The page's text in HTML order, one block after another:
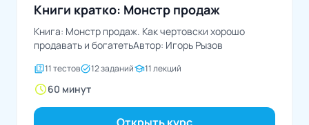
Книги кратко: Монстр продаж
Книга: Монстр продаж. Как чертовски хорошо
продавать и богатетьАвтор: Игорь Рызов
quiz11 тестовtask_alt12 заданийschool11 лекций
schedule60 минут